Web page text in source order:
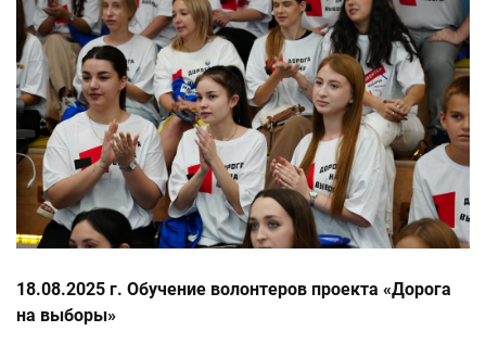
18.08.2025 г. Обучение волонтеров проекта «Дорога
на выборы»